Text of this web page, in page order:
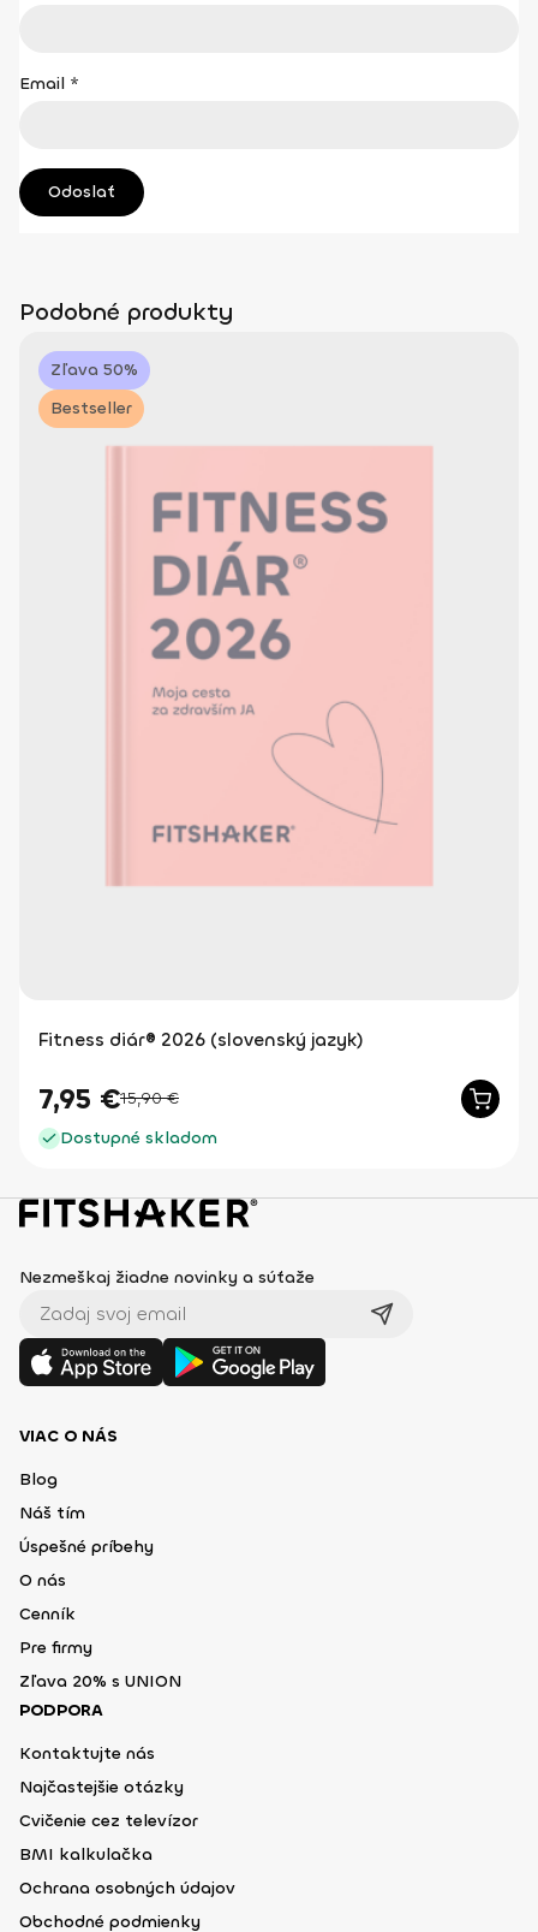
Email *
Podobné produkty
Zľava 50%
Bestseller
Fitness diár® 2026 (slovenský jazyk)
7,95 €15,90€
Dostupné skladom
Nezmeškaj žiadne novinky a súťaže
VIAC O NÁS
Blog
Náš tím
Úspešné príbehy
O nás
Cenník
Pre firmy
Zľava 20% s UNION
PODPORA
Kontaktujte nás
Najčastejšie otázky
Cvičenie cez televízor
BMI kalkulačka
Ochrana osobných údajov
Obchodné podmienky